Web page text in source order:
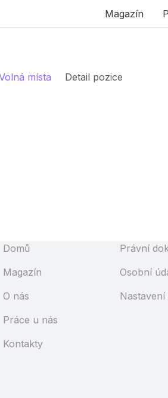
Magazín
místa Detail pozice
Domů
Magazín
O nás
Práce u nás
Kontakty
Právní
Osobní
Nastavení